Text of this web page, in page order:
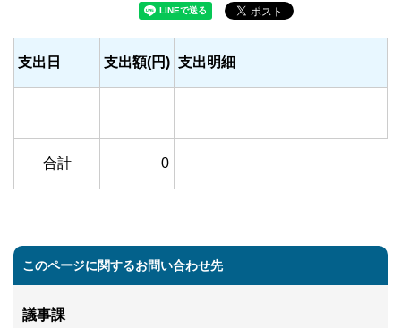
支出日 支出額(円) 支出明細
合計 0
このページに関するお問い合わせ先
議事課